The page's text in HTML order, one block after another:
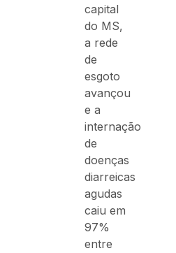
capital
do MS,
a rede
de
esgoto
avançou
e a
internação
de
doenças
diarreicas
agudas
caiu em
97%
entre